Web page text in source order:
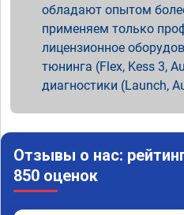
обладают опытом
применяем только
лицензионное
тюнинга (Flex, Kess 3,
диагностики (Launch,
Отзывы о нас:
850 оценок